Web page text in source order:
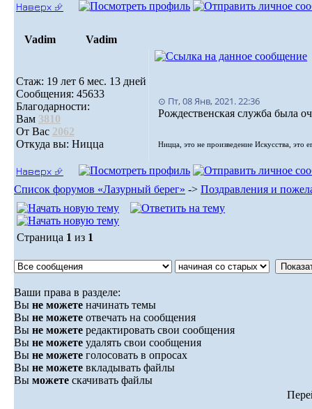
Наверх ⮵
Vadim Vadim
Стаж: 19 лет 6 мес. 13 дней
Сообщения: 45633
Благодарности:
Вам 3810
От Вас 2062
Откуда вы: Ницца
⊙ Пт, 08 Янв, 2021. 22:36
Рождественская служба была
Ницца, это не произведение Искусства, это
Наверх ⮵
Список форумов «Лазурный берег» -> Поздравления и
Страница 1 из 1
Ваши права в разделе:
Вы не можете начинать темы
Вы не можете отвечать на сообщения
Вы не можете редактировать свои сообщения
Вы не можете удалять свои сообщения
Вы не можете голосовать в опросах
Вы не можете вкладывать файлы
Вы можете скачивать файлы